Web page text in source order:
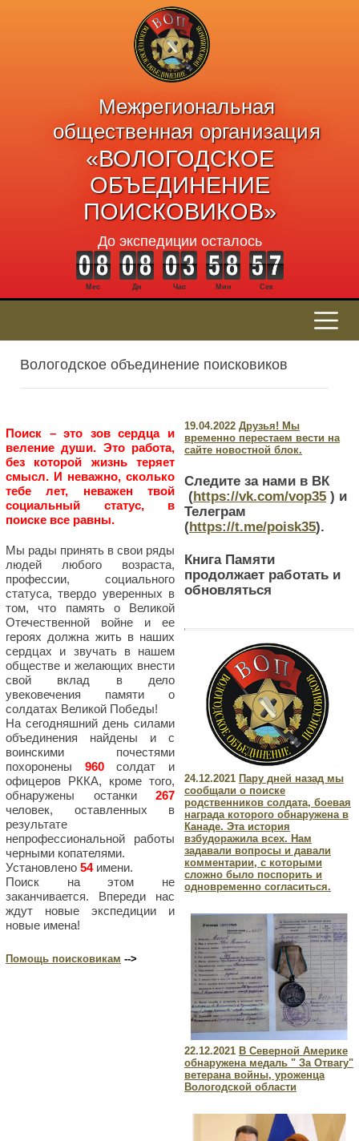
Межрегиональная
общественная организация
«ВОЛОГОДСКОЕ
ОБЪЕДИНЕНИЕ
ПОИСКОВИКОВ»
До экспедиции осталось
Мес Дн Час Мин Сек
Вологодское объединение поисковиков
Поиск – это зов сердца и
веление души. Это работа,
без которой жизнь теряет
смысл. И неважно, сколько
тебе лет, неважен твой
социальный статус, в
поиске все равны.
Мы рады принять в свои ряды
людей любого возраста,
профессии, социального
статуса, твердо уверенных в
том, что память о Великой
Отечественной войне и ее
героях должна жить в наших
сердцах и звучать в нашем
обществе и желающих внести
свой вклад в дело
увековечения памяти о
солдатах Великой Победы!
На сегодняшний день силами
объединения найдены и с
воинскими почестями
похоронены 960солдат и
офицеров РККА, кроме того,
обнаружены останки 267
человек, оставленных в
результате
непрофессиональной работы
черными копателями.
Установлено 54имени.
Поиск на этом не
заканчивается. Впереди нас
ждут новые экспедиции и
новые имена!
Помощь поисковикам -->
19.04.2022 Друзья! Мы
временно перестаем вести на
сайте новостной блок.
Следите за нами в ВК
(https://vk.com/vop35 ) и
Телеграм
(https://t.me/poisk35).
Книга Памяти
продолжает работать и
обновляться
24.12.2021 Пару дней назад мы
сообщали о поиске
родственников солдата, боевая
награда которого обнаружена в
Канаде. Эта история
взбудоражила всех. Нам
задавали вопросы и давали
комментарии, с которыми
сложно было поспорить и
одновременно согласиться.
22.12.2021 В Северной Америке
обнаружена медаль " За Отвагу"
ветерана войны, уроженца
Вологодской области